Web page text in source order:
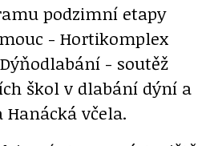
podzimní etapy
- Hortikomplex
- soutěž
škol v dlabání dýní a
včela.